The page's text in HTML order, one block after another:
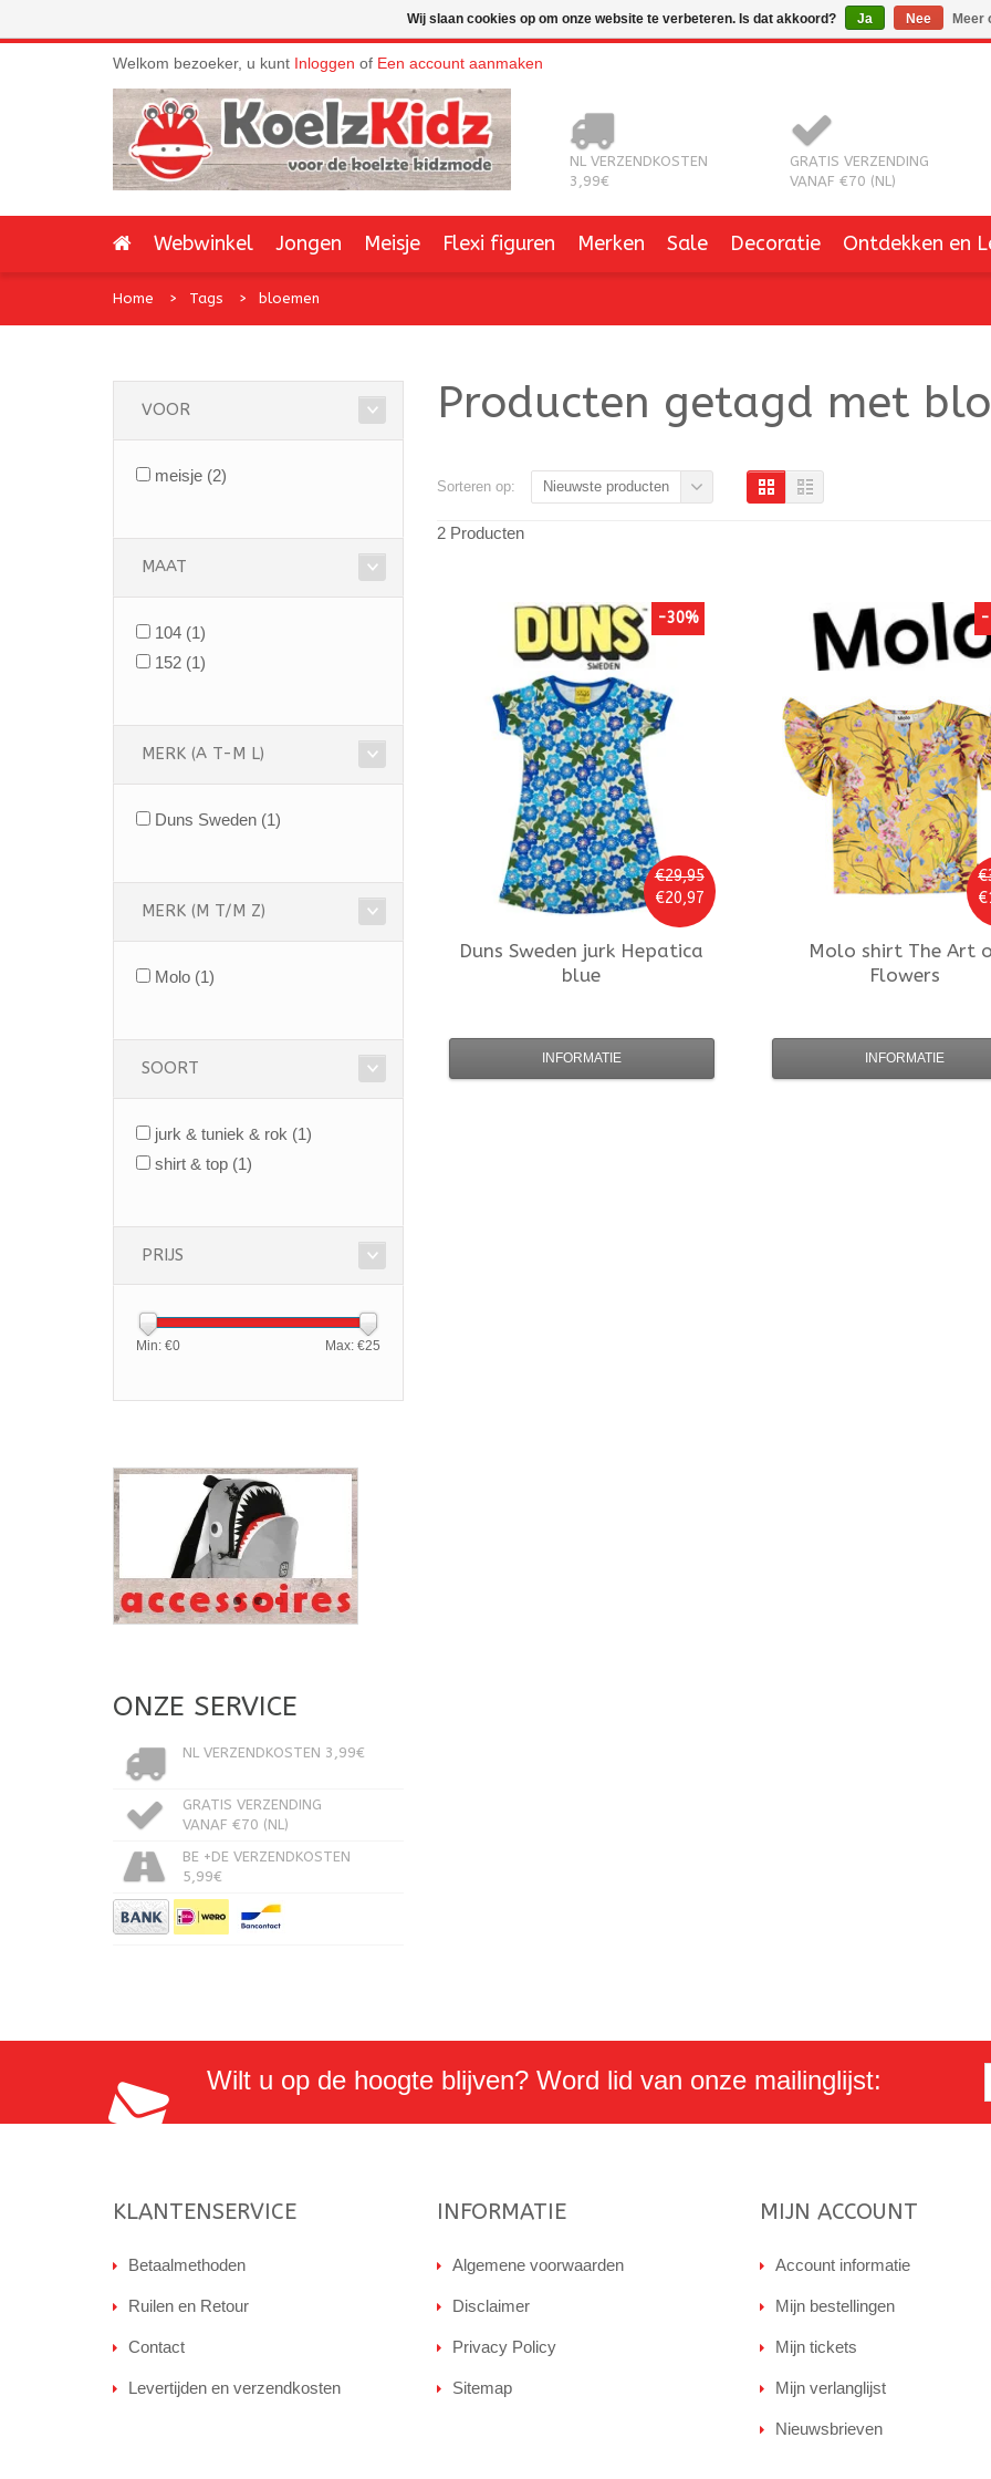
Welkom bezoeker, u kunt Inloggen of Een account aanmaken
NL VERZENDKOSTEN
3,99€
GRATIS VERZENDING
VANAF €70 (NL)
Webwinkel Jongen Meisje Flexi figuren Merken Sale Decoratie Ontdekken en
Home Tags bloemen
VOOR
meisje (2)
MAAT
104 (1)
152 (1)
MERK (A T-M L)
Duns Sweden (1)
MERK (M T/M Z)
Molo (1)
SOORT
jurk & tuniek & rok (1)
shirt & top (1)
PRIJS
Min: €0 Max: €25
ONZE SERVICE
NL VERZENDKOSTEN 3,99€
GRATIS VERZENDING
VANAF €70 (NL)
BE +DE VERZENDKOSTEN
5,99€
Producten getagd met
Sorteren op: Nieuwste producten
2 Producten
€29,95
€20,97
-30%
Duns Sweden jurk Hepatica
blue
INFORMATIE
-
Molo shirt The Art
Flowers
INFORMATIE
Wilt u op de hoogte blijven? Word lid van onze mailinglijst:
KLANTENSERVICE
Betaalmethoden
Ruilen en Retour
Contact
Levertijden en verzendkosten
INFORMATIE
Algemene voorwaarden
Disclaimer
Privacy Policy
Sitemap
MIJN ACCOUNT
Account informatie
Mijn bestellingen
Mijn tickets
Mijn verlanglijst
Nieuwsbrieven
Wij slaan cookies op om onze website te verbeteren. Is dat akkoord? Ja Nee Meer